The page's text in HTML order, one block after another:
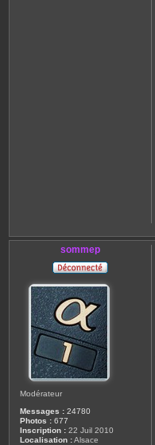
sommep
Modérateur
Messages : 24780
Photos : 677
Inscription : 22 Juil 2010
Localisation :Alsace